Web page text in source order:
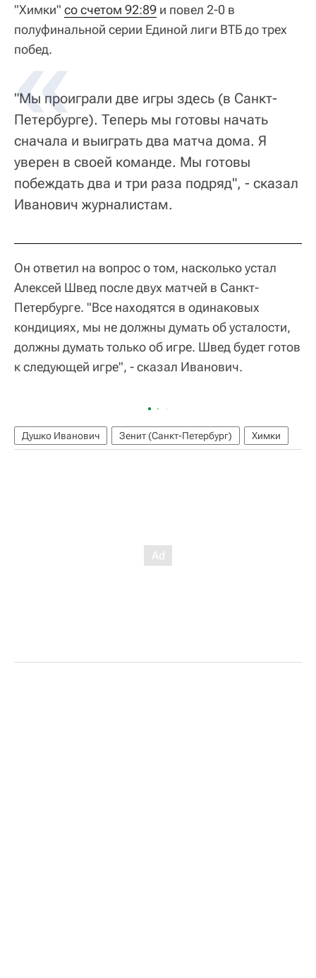
"Химки" со счетом 92:89 и повел 2-0 в
полуфинальной серии Единой лиги ВТБ до трех
побед.
"Мы проиграли две игры здесь (в Санкт-
Петербурге). Теперь мы готовы начать
сначала и выиграть два матча дома. Я
уверен в своей команде. Мы готовы
побеждать два и три раза подряд", - сказал
Иванович журналистам.
Он ответил на вопрос о том, насколько устал
Алексей Швед после двух матчей в Санкт-
Петербурге. "Все находятся в одинаковых
кондициях, мы не должны думать об усталости,
должны думать только об игре. Швед будет готов
к следующей игре", - сказал Иванович.
Душко Иванович Зенит (Санкт-Петербург) Химки